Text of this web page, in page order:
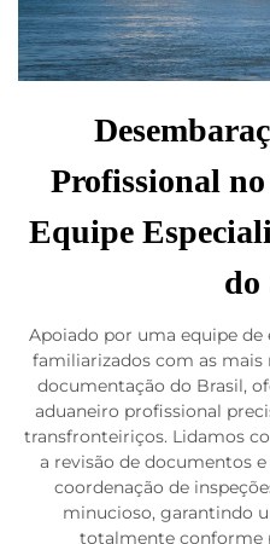
Profissional
Equipe
do
Apoiado por uma equipe
familiarizados com as mais
documentação do Brasil,
aduaneiro profissional
transfronteiriços. Lidamos
a revisão de documentos
coordenação de
minucioso, garantindo
totalmente conforme